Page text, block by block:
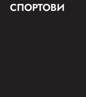
СПОРТОВИ